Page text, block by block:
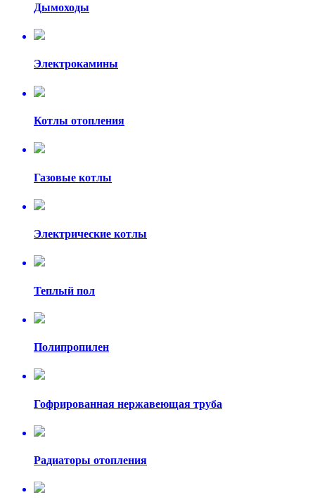
Дымоходы
Электрокамины
Котлы отопления
Газовые котлы
Электрические котлы
Теплый пол
Полипропилен
Гофрированная нержавеющая труба
Радиаторы отопления